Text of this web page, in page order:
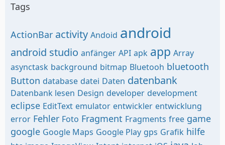
Tags
ActionBar activity Andoid android
android studio anfänger API apk app Array
asynctask background bitmap Bluetooh bluetooth
Button database datei Daten datenbank
Datenbank lesen Design developer development
eclipse EditText emulator entwickler entwicklung
error Fehler Foto Fragment Fragments free game
google Google Maps Google Play gps Grafik hilfe